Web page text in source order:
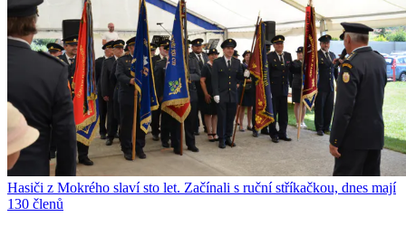
Hasiči z Mokrého slaví sto let. Začínali s ruční stříkačkou, dnes mají
130 členů